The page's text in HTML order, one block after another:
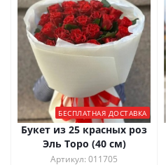
БЕСПЛАТНАЯ ДОСТАВКА
Букет из 25 красных роз
Эль Торо (40 см)
Артикул: 011705